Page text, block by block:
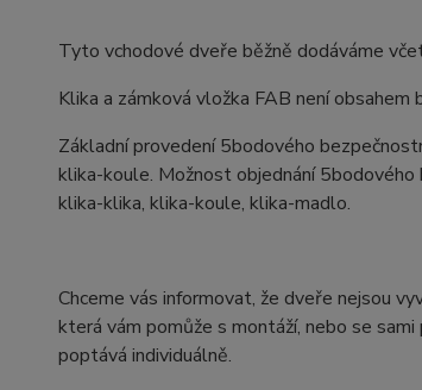
Tyto vchodové dveře běžně dodáváme
Klika a zámková vložka FAB není
Základní provedení 5bodového
klika-koule. Možnost objednání
klika-klika, klika-koule, klika-madlo.
Chceme vás informovat, že dveře nejsou
která vám pomůže s montáží, nebo se
poptává individuálně.